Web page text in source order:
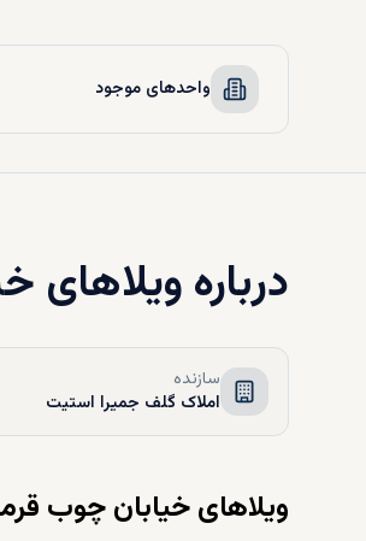
واحدهای موجود
دربارهویلاهای
سازنده
املاک گلف جمیرا استیت
ویلاهای خیابان چوب